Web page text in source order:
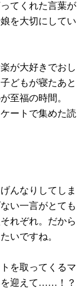
てくれた言葉が
を大切にしてい
が大好きでおし
どもが寝たあと
至福の時間。
ートで集めた読
んなりしてしま
い一言がとても
れぞれ。だから
いですね。
を取ってくるマ
を迎えて……！？